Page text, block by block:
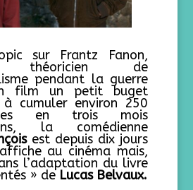
sur Frantz Fanon,
théoricien de
pendant la guerre
film un petit buget
à cumuler environ 250
en trois mois
la comédienne
est depuis dix jours
au cinéma mais,
l’adaptation du livre
» deLucas Belvaux.